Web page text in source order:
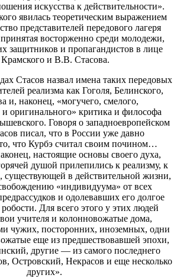
искусства к действительности».
явилась теоретическим выражением
представителей передового лагеря
восторженно среди молодежи,
защитников и пропагандистов в лице
и В.В. Стасова.
Стасов назвал имена таких передовых
реализма как Гоголя, Белинского,
и, наконец, «могучего, смелого,
и оригинального» критика и философа
Говоря о западноевропейском
писал, что в России уже давно
что Курбэ считал своим почином…
настоящие основы своего духа,
душой прилепились к реализму, к
существующей в действительной жизни,
«индивидуума» от всех
и одолевавших его долгое
Для всего этого у этих людей
учителя и колонновожатые дома,
чужих, посторонних, иноземных, одни
еще из предшествовавшей эпохи,
другие — из самого последнего
Островский, Некрасов и еще несколько
других».